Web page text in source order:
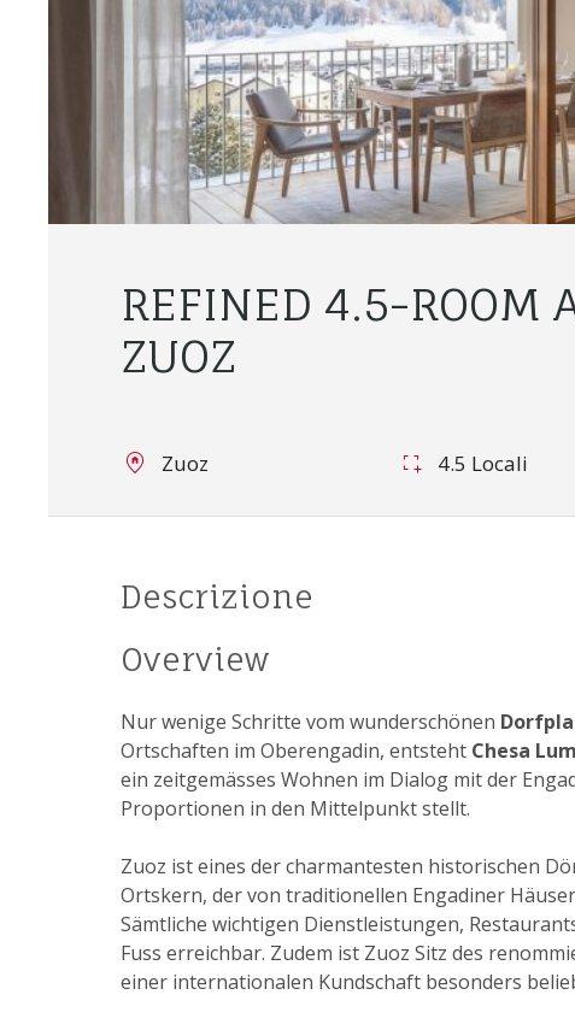
REFINED 4.5-ROOM
ZUOZ
Zuoz 4.5 Locali
Descrizione
Overview
Nur wenige Schritte vom wunderschönen
Ortschaften im Oberengadin, entsteht Chesa Lum
ein zeitgemässes Wohnen im Dialog mit der
Proportionen in den Mittelpunkt stellt.
Zuoz ist eines der charmantesten historischen
Ortskern, der von traditionellen Engadiner
Sämtliche wichtigen Dienstleistungen,
Fuss erreichbar. Zudem ist Zuoz Sitz des
einer internationalen Kundschaft besonders